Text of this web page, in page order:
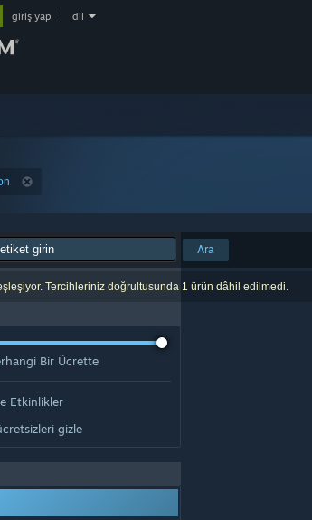
giriş yap dil
Ara
Tercihleriniz doğrultusunda 1 ürün dâhil edilmedi.
Bir Ücrette
Etkinlikler
gizle